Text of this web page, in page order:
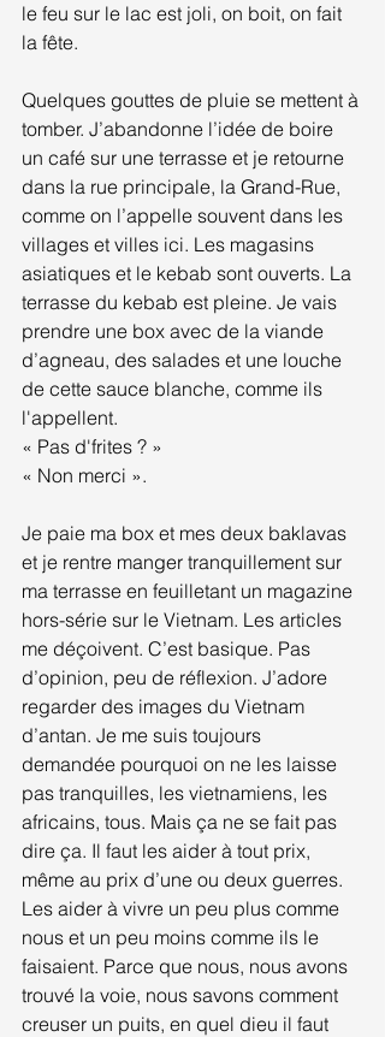
le feu sur le lac est joli, on boit, on fait
la fête.
Quelques gouttes de pluie se mettent à
tomber. J’abandonne l’idée de boire
un café sur une terrasse et je retourne
dans la rue principale, la Grand-Rue,
comme on l’appelle souvent dans les
villages et villes ici. Les magasins
asiatiques et le kebab sont ouverts. La
terrasse du kebab est pleine. Je vais
prendre une box avec de la viande
d’agneau, des salades et une louche
de cette sauce blanche, comme ils
l'appellent.
« Pas d'frites ? »
« Non merci ».
Je paie ma box et mes deux baklavas
et je rentre manger tranquillement sur
ma terrasse en feuilletant un magazine
hors-série sur le Vietnam. Les articles
me déçoivent. C’est basique. Pas
d’opinion, peu de réflexion. J’adore
regarder des images du Vietnam
d’antan. Je me suis toujours
demandée pourquoi on ne les laisse
pas tranquilles, les vietnamiens, les
africains, tous. Mais ça ne se fait pas
dire ça. Il faut les aider à tout prix,
même au prix d’une ou deux guerres.
Les aider à vivre un peu plus comme
nous et un peu moins comme ils le
faisaient. Parce que nous, nous avons
trouvé la voie, nous savons comment
creuser un puits, en quel dieu il faut